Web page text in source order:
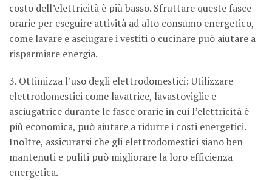
costo dell’elettricità è più basso. Sfruttare queste fasce
orarie per eseguire attività ad alto consumo energetico,
come lavare e asciugare i vestiti o cucinare può aiutare a
risparmiare energia.
3. Ottimizza l’uso degli elettrodomestici: Utilizzare
elettrodomestici come lavatrice, lavastoviglie e
asciugatrice durante le fasce orarie in cui l’elettricità è
più economica, può aiutare a ridurre i costi energetici.
Inoltre, assicurarsi che gli elettrodomestici siano ben
mantenuti e puliti può migliorare la loro efficienza
energetica.